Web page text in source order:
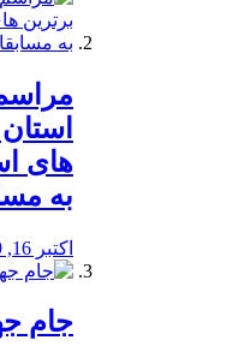
های
به
اکتبر 16, 2019
جام